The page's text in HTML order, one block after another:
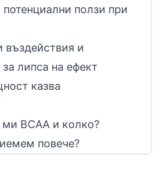
ползи при
въздействия и
липса на ефект
казва
BCAA и колко?
повече?